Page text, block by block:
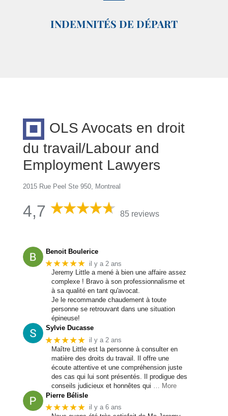
INDEMNITÉS DE DÉPART
OLS Avocats en droit
du travail/Labour and
Employment Lawyers
2015 Rue Peel Ste 950, Montreal
4,7 85 reviews
Benoit Boulerice
★★★★★ il y a 2 ans
Jeremy Little a mené à bien une affaire assez
complexe ! Bravo à son professionnalisme et
à sa qualité en tant qu'avocat.
Je le recommande chaudement à toute
personne se retrouvant dans une situation
épineuse!
Sylvie Ducasse
★★★★★ il y a 2 ans
Maître Little est la personne à consulter en
matière des droits du travail. Il offre une
écoute attentive et une compréhension juste
des cas qui lui sont présentés. Il prodigue des
conseils judicieux et honnêtes qui
… More
Pierre Bélisle
★★★★★ il y a 6 ans